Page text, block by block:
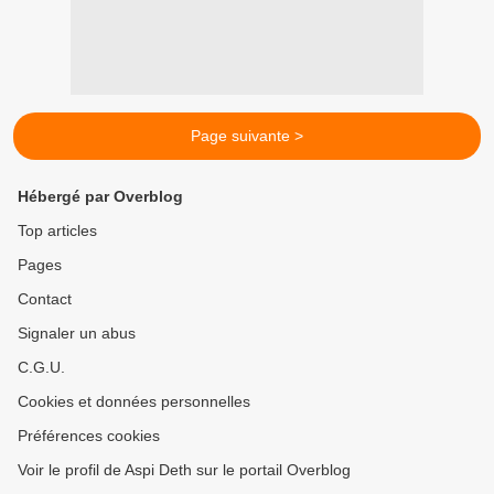
Page suivante >
Hébergé par Overblog
Top articles
Pages
Contact
Signaler un abus
C.G.U.
Cookies et données personnelles
Préférences cookies
Voir le profil de Aspi Deth sur le portail Overblog